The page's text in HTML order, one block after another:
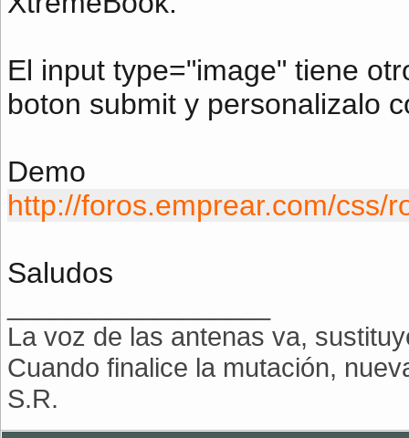
El input type="image" tiene
boton submit y personalizalo
Demo
http://foros.emprear.com/css/
Saludos
La voz de las antenas va,
Cuando finalice la mutación,
S.R.